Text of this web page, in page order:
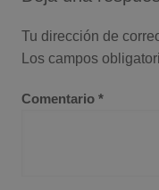
Tu dirección de
Los campos
Comentario *